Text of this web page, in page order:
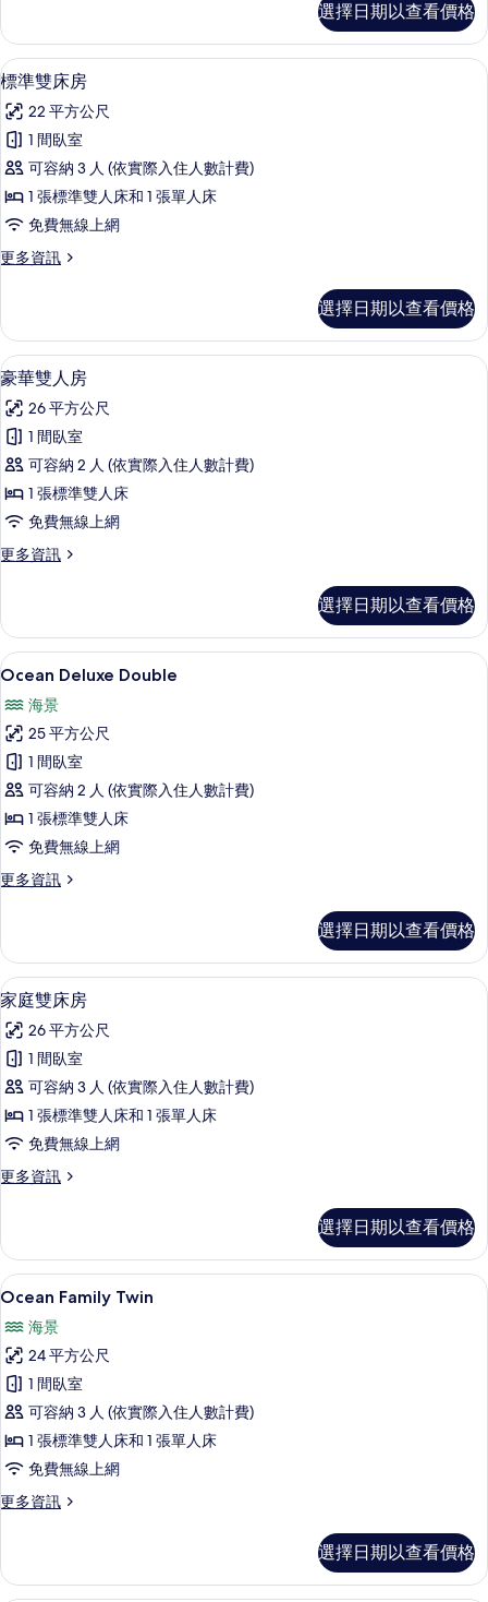
有
相
片
雙
人
房
詳
情
選擇日期以查看價格
顯
示
標
準
雙
床
的
有
相
片
隔音、免費無線上網、獨特裝潢、布置
1
標準雙床房
22 平方公尺
1 間臥室
可容納 3 人 (依實際入住人數計費)
1 張標準雙人床和 1 張單人床
免費無線上網
更多資訊
更
雙
床
房
詳
情
選擇日期以查看價格
顯
示
豪
華
雙
人
的
有
相
片
豪華雙人房 | 隔音、免費無線上網、
1
豪華雙人房
26 平方公尺
1 間臥室
可容納 2 人 (依實際入住人數計費)
1 張標準雙人床
免費無線上網
更多資訊
更
雙
人
房
詳
情
選擇日期以查看價格
顯
Ocean
Deluxe
Double
的
所
有
相
Ocean Deluxe Double | 隔音、免費
1
Ocean Deluxe Double
海景
25 平方公尺
1 間臥室
可容納 2 人 (依實際入住人數計費)
1 張標準雙人床
免費無線上網
更多資訊
更
Double
的
詳
情
選擇日期以查看價格
顯
示
家
庭
雙
床
的
有
相
片
家庭雙床房 | 隔音、免費無線上網、
1
家庭雙床房
26 平方公尺
1 間臥室
可容納 3 人 (依實際入住人數計費)
1 張標準雙人床和 1 張單人床
免費無線上網
更多資訊
更
雙
床
房
詳
情
選擇日期以查看價格
顯
Ocean
Family
Twin
的
所
有
相
Ocean Family Twin | 隔音、免費無線
1
Ocean Family Twin
海景
24 平方公尺
1 間臥室
可容納 3 人 (依實際入住人數計費)
1 張標準雙人床和 1 張單人床
免費無線上網
更多資訊
更
Twin
選擇日期以查看價格